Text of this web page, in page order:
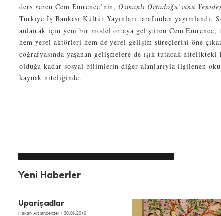
ders veren Cem Emrence’nin, Osmanlı Ortadoğu’sunu
Türkiye İş Bankası Kültür Yayınları tarafından yayımlandı.
anlamak için yeni bir model ortaya geliştiren Cem Emrence,
hem yerel aktörleri hem de yerel gelişim süreçlerini öne
coğrafyasında yaşanan gelişmelere de ışık tutacak
olduğu kadar sosyal bilimlerin diğer alanlarıyla ilgilenen
kaynak niteliğinde.
Yeni Haberler
Upanişadlar
Hakan Arslanbenzer / 30.06.2016